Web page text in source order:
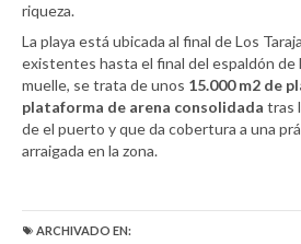
riqueza.
La playa está ubicada al final de Los
existentes hasta el final del espaldón de
muelle, se trata de unos 15.000 m2 de
plataforma de arena consolidada tras
de el puerto y que da cobertura a una
arraigada en la zona.
ARCHIVADO EN: